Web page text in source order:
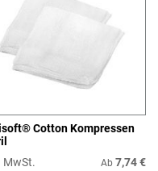
Cotton Kompressen
MwSt.
Ab 7,74 €